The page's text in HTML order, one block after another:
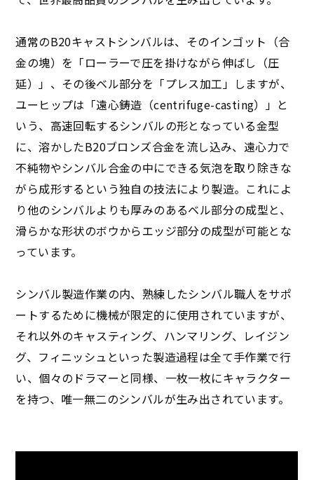
通常のB20キャストシンバルは、そのインゴット（合
金の塊）を「ローラーで圧を掛けながら伸ばし（圧
延）」、その後ベル部分を「プレス加工」しますが、
ユーヒップは「遠心鋳造（centrifuge-casting）」と
いう、高速回転するシンバルの形となっている金型
に、溶かしたB20ブロンズ合金を流し込み、遠心力で
不純物やシンバル合金の中にできる気泡を取り除きな
がら成形するという独自の技法により製造。これによ
り他のシンバルよりも厚みのあるベル部分の成型と、
滑らかな形状のボウからエッジ部分の成型が可能とな
っています。
シンバル製造作業の内、熟練したシンバル職人をサポ
ートするために機械が限定的に使用されていますが、
それ以外のキャスティング、ハンマリング、レイジン
グ、フィニッシュといった製造過程は全て手作業で行
い、個々のドラマーと同様、一枚一枚にキャラクター
を持つ、唯一無二のシンバルが生み出されています。